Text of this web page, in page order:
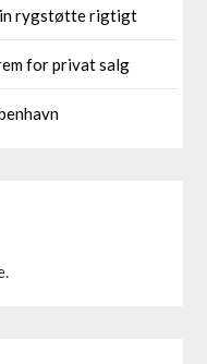
rygstøtte rigtigt
for privat salg